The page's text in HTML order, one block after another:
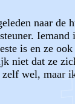
naar de
is en ze
dat ze
wel, maar